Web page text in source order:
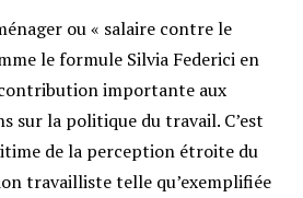
ou « salaire contre le
le formule Silvia Federici en
importante aux
sur la politique du travail. C’est
de la perception étroite du
travailliste telle qu’exemplifiée